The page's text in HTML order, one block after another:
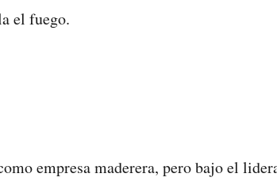
el fuego.
empresa maderera, pero bajo el